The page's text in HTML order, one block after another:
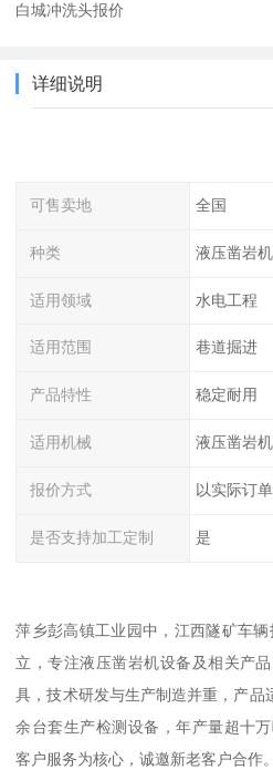
白城冲洗头报价
详细说明
可售卖地 全国
种类 液压凿岩
适用领域 水电工程
适用范围 巷道掘进
产品特性 稳定耐用
适用机械 液压凿岩机
报价方式 以实际订
是否支持加工定制 是
萍乡彭高镇工业园中，江西隧矿车
立，专注液压凿岩机设备及相关产
具，技术研发与生产制造并重，产品
余台套生产检测设备，年产量超十
客户服务为核心，诚邀新老客户合作。